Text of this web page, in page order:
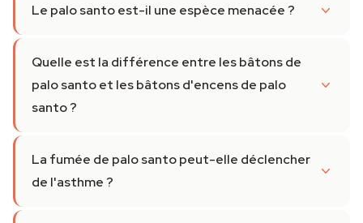
Le palo santo est-il une espèce menacée ?
Quelle est la différence entre les bâtons de
palo santo et les bâtons d'encens de palo
santo ?
La fumée de palo santo peut-elle déclencher
de l'asthme ?